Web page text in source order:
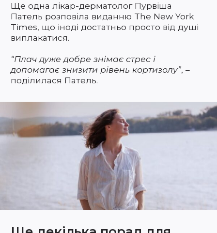
Ще одна лікар-дерматолог Пурвіша
Патель розповіла виданню The New York
Times, що іноді достатньо просто від душі
виплакатися.
“Плач дуже добре знімає стрес і
допомагає знизити рівень кортизолу”, –
поділилася Патель.